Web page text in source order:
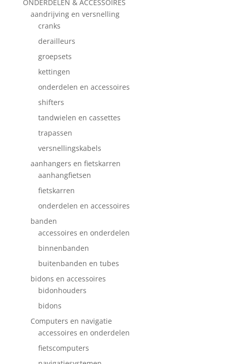
ONDERDELEN & ACCESSOIRES
aandrijving en versnelling
cranks
derailleurs
groepsets
kettingen
onderdelen en accessoires
shifters
tandwielen en cassettes
trapassen
versnellingskabels
aanhangers en fietskarren
aanhangfietsen
fietskarren
onderdelen en accessoires
banden
accessoires en onderdelen
binnenbanden
buitenbanden en tubes
bidons en accessoires
bidonhouders
bidons
Computers en navigatie
accessoires en onderdelen
fietscomputers